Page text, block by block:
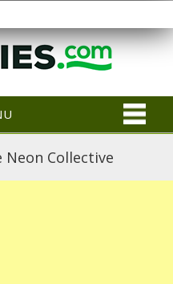
Neon Collective